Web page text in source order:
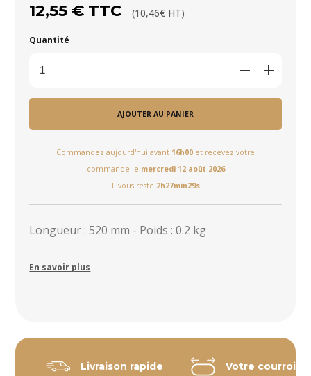
12,55 € TTC (10,46€ HT)
Quantité
AJOUTER AU PANIER
Commandez aujourd'hui avant 16h00 et recevez votre
commande le mercredi 12 août 2026
Il vous reste 2h27min28s
Longueur : 520 mm - Poids : 0.2 kg
En savoir plus
Livraison rapide Votre courroie